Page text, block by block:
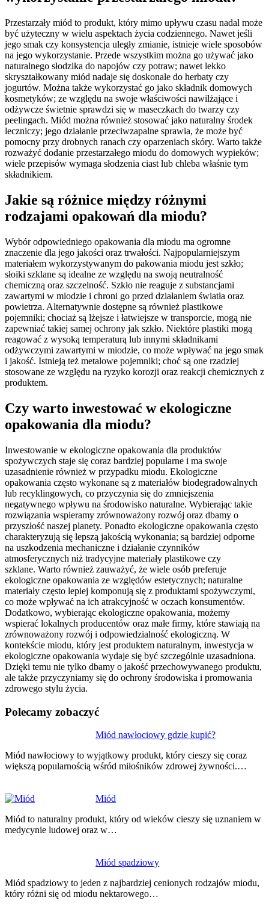
Przestarzały miód to produkt, który mimo upływu czasu nadal może
być użyteczny w wielu aspektach życia codziennego. Nawet jeśli
jego smak czy konsystencja uległy zmianie, istnieje wiele sposobów
na jego wykorzystanie. Przede wszystkim można go używać jako
naturalnego słodzika do napojów czy potraw; nawet lekko
skryształkowany miód nadaje się doskonale do herbaty czy
jogurtów. Można także wykorzystać go jako składnik domowych
kosmetyków; ze względu na swoje właściwości nawilżające i
odżywcze świetnie sprawdzi się w maseczkach do twarzy czy
peelingach. Miód można również stosować jako naturalny środek
leczniczy; jego działanie przeciwzapalne sprawia, że może być
pomocny przy drobnych ranach czy oparzeniach skóry. Warto także
rozważyć dodanie przestarzałego miodu do domowych wypieków;
wiele przepisów wymaga słodzenia ciast lub chleba właśnie tym
składnikiem.
Jakie są różnice między różnymi
rodzajami opakowań dla miodu?
Wybór odpowiedniego opakowania dla miodu ma ogromne
znaczenie dla jego jakości oraz trwałości. Najpopularniejszym
materiałem wykorzystywanym do pakowania miodu jest szkło;
słoiki szklane są idealne ze względu na swoją neutralność
chemiczną oraz szczelność. Szkło nie reaguje z substancjami
zawartymi w miodzie i chroni go przed działaniem światła oraz
powietrza. Alternatywnie dostępne są również plastikowe
pojemniki; chociaż są lżejsze i łatwiejsze w transporcie, mogą nie
zapewniać takiej samej ochrony jak szkło. Niektóre plastiki mogą
reagować z wysoką temperaturą lub innymi składnikami
odżywczymi zawartymi w miodzie, co może wpływać na jego smak
i jakość. Istnieją też metalowe pojemniki; choć są one rzadziej
stosowane ze względu na ryzyko korozji oraz reakcji chemicznych z
produktem.
Czy warto inwestować w ekologiczne
opakowania dla miodu?
Inwestowanie w ekologiczne opakowania dla produktów
spożywczych staje się coraz bardziej popularne i ma swoje
uzasadnienie również w przypadku miodu. Ekologiczne
opakowania często wykonane są z materiałów biodegradowalnych
lub recyklingowych, co przyczynia się do zmniejszenia
negatywnego wpływu na środowisko naturalne. Wybierając takie
rozwiązania wspieramy zrównoważony rozwój oraz dbamy o
przyszłość naszej planety. Ponadto ekologiczne opakowania często
charakteryzują się lepszą jakością wykonania; są bardziej odporne
na uszkodzenia mechaniczne i działanie czynników
atmosferycznych niż tradycyjne materiały plastikowe czy
szklane. Warto również zauważyć, że wiele osób preferuje
ekologiczne opakowania ze względów estetycznych; naturalne
materiały często lepiej komponują się z produktami spożywczymi,
co może wpływać na ich atrakcyjność w oczach konsumentów.
Dodatkowo, wybierając ekologiczne opakowania, możemy
wspierać lokalnych producentów oraz małe firmy, które stawiają na
zrównoważony rozwój i odpowiedzialność ekologiczną. W
kontekście miodu, który jest produktem naturalnym, inwestycja w
ekologiczne opakowania wydaje się być szczególnie uzasadniona.
Dzięki temu nie tylko dbamy o jakość przechowywanego produktu,
ale także przyczyniamy się do ochrony środowiska i promowania
zdrowego stylu życia.
Polecamy zobaczyć
Miód nawłociowy gdzie kupić?
Miód nawłociowy to wyjątkowy produkt, który cieszy się coraz
większą popularnością wśród miłośników zdrowej żywności.…
Miód
Miód to naturalny produkt, który od wieków cieszy się uznaniem w
medycynie ludowej oraz w…
Miód spadziowy
Miód spadziowy to jeden z najbardziej cenionych rodzajów miodu,
który różni się od miodu nektarowego…
wpisu